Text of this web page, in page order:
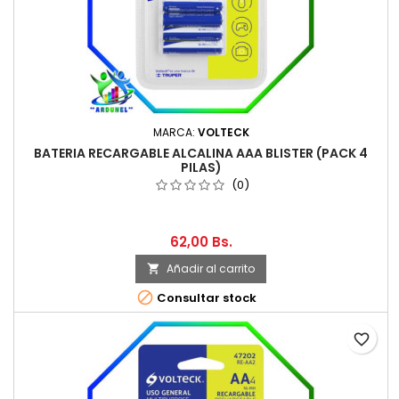
MARCA: VOLTECK
BATERIA RECARGABLE ALCALINA AAA BLISTER (PACK 4
PILAS)
(0)
62,00 Bs.
 Añadir al carrito
 Consultar stock
favorite_border